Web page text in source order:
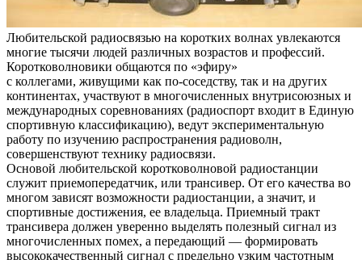
Любительской радиосвязью на коротких волнах увлекаются
многие тысячи людей различных возрастов и профессий.
Коротковолновики общаются по «эфиру»
с коллегами, живущими как по-соседству, так и на других
континентах, участвуют в многочисленных внутрисоюзных и
международных соревнованиях (радиоспорт входит в Единую
спортивную классификацию), ведут экспериментальную
работу по изучению распространения радиоволн,
совершенствуют технику радиосвязи.
Основой любительской коротковолновой радиостанции
служит приемопередатчик, или трансивер. От его качества во
многом зависят возможности радиостанции, а значит, и
спортивные достижения, ее владельца. Приемный тракт
трансивера должен уверенно выделять полезный сигнал из
многочисленных помех, а передающий — формировать
высококачественный сигнал с предельно узким частотным